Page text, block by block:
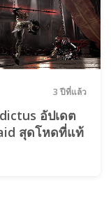
3 ปีที่แล้ว
อัปเดต
สุดโหดที่แท้